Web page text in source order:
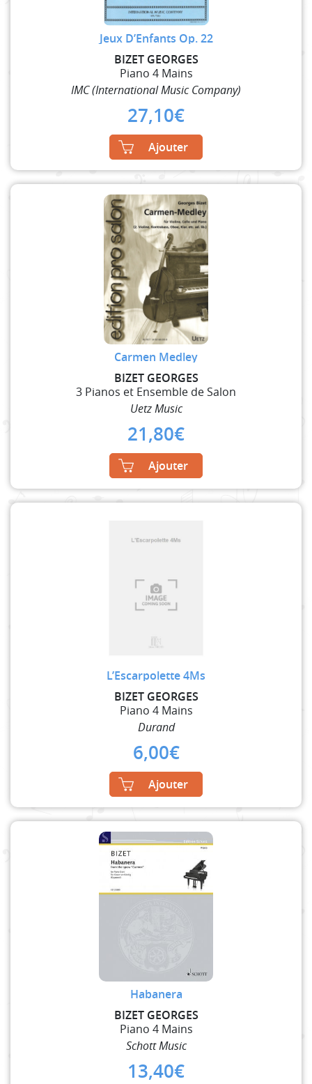
Jeux D’Enfants Op. 22
BIZET GEORGES
Piano 4 Mains
IMC (International Music Company)
27,10€
Ajouter
Carmen Medley
BIZET GEORGES
3 Pianos et Ensemble de Salon
Uetz Music
21,80€
Ajouter
L’Escarpolette 4Ms
BIZET GEORGES
Piano 4 Mains
Durand
6,00€
Ajouter
Habanera
BIZET GEORGES
Piano 4 Mains
Schott Music
13,40€